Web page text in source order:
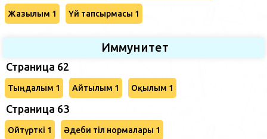
Жазылым 1 Үй тапсырмасы 1
Иммунитет
Страница 62
Тыңдалым 1 Айтылым 1 Оқылым 1
Страница 63
Ойтүрткі 1 Әдеби тіл нормалары 1